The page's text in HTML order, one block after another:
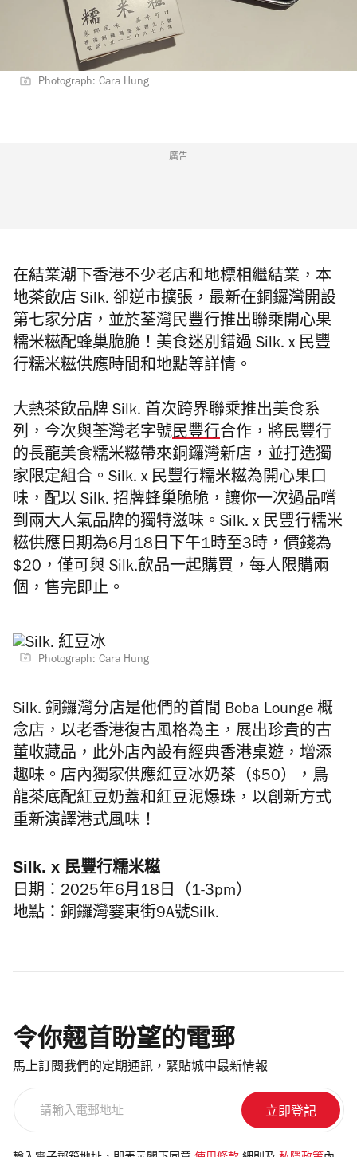
Photograph: Cara Hung
廣告
在結業潮下香港不少老店和地標相繼結業，本
地茶飲店 Silk. 卻逆市擴張，最新在銅鑼灣開設
第七家分店，並於荃灣民豐行推出聯乘開心果
糯米糍配蜂巢脆脆！美食迷別錯過 Silk. x 民豐
行糯米糍供應時間和地點等詳情。
大熱茶飲品牌 Silk. 首次跨界聯乘推出美食系
列，今次與荃灣老字號民豐行合作，將民豐行
的長龍美食糯米糍帶來銅鑼灣新店，並打造獨
家限定組合。Silk. x 民豐行糯米糍為開心果口
味，配以 Silk. 招牌蜂巢脆脆，讓你一次過品嚐
到兩大人氣品牌的獨特滋味。Silk. x 民豐行糯米
糍供應日期為6月18日下午1時至3時，價錢為
$20，僅可與 Silk.飲品一起購買，每人限購兩
個，售完即止。
Photograph: Cara Hung
Silk. 銅鑼灣分店是他們的首間 Boba Lounge 概
念店，以老香港復古風格為主，展出珍貴的古
董收藏品，此外店內設有經典香港桌遊，增添
趣味。店內獨家供應紅豆冰奶茶（$50），鳥
龍茶底配紅豆奶蓋和紅豆泥爆珠，以創新方式
重新演譯港式風味！
Silk. x 民豐行糯米糍
日期：2025年6月18日（1-3pm）
地點：銅鑼灣霎東街9A號Silk.
令你翹首盼望的電郵
馬上訂閱我們的定期通訊，緊貼城中最新情報